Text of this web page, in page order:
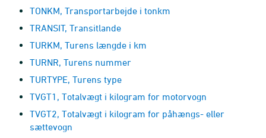
TONKM, Transportarbejde i tonkm
TRANSIT, Transitlande
TURKM, Turens længde i km
TURNR, Turens nummer
TURTYPE, Turens type
TVGT1, Totalvægt i kilogram for motorvogn
TVGT2, Totalvægt i kilogram for påhængs- eller
sættevogn